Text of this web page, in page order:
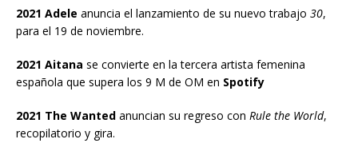
2021 Adele anuncia el lanzamiento de su nuevo trabajo 30,
para el 19 de noviembre.
2021 Aitana se convierte en la tercera artista femenina
española que supera los 9 M de OM en Spotify
2021 The Wanted anuncian su regreso con Rule the World,
recopilatorio y gira.